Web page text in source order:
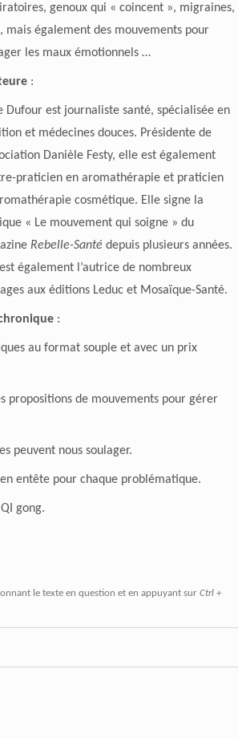
genoux qui « coincent », migraines,
mais également des mouvements pour
les maux émotionnels …
:
Dufour est journaliste santé, spécialisée en
et médecines douces. Présidente de
Danièle Festy, elle est également
praticien en aromathérapie et praticien
cosmétique. Elle signe la
« Le mouvement qui soigne » du
Rebelle-Santé depuis plusieurs années.
également l’autrice de nombreux
aux éditions Leduc et Mosaïque-Santé.
:
au format souple et avec un prix
propositions de mouvements pour gérer
peuvent nous soulager.
entête pour chaque problématique.
gong.
le texte en question et en appuyant sur Ctrl +